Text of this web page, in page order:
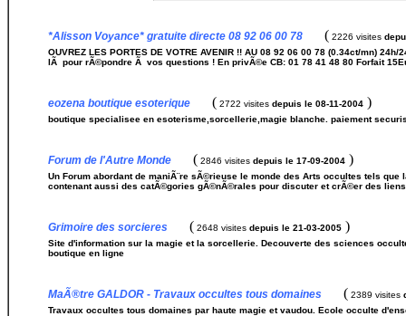
*Alisson Voyance* gratuite directe 08 92 06 00 78 ( 2226 visites
OUVREZ LES PORTES DE VOTRE AVENIR !! AU 08 92 06 00 78 (0.34ct/mn)
lÃ pour rÃ©pondre Ã vos questions ! En privÃ©e CB: 01 78 41 48 80 Forfait
eozena boutique esoterique ( 2722 visites depuis le 08-11-2004 )
boutique specialisee en esoterisme,sorcellerie,magie blanche. paiement
Forum de l'Autre Monde ( 2846 visites depuis le 17-09-2004 )
Un Forum abordant de maniÃ¨re sÃ©rieuse le monde des Arts occultes tels
contenant aussi des catÃ©gories gÃ©nÃ©rales pour discuter et crÃ©er des
Grimoire des sorcieres ( 2648 visites depuis le 21-03-2005 )
Site d'information sur la magie et la sorcellerie. Decouverte des sciences
boutique en ligne
MaÃ®tre GALDOR - Travaux occultes tous domaines ( 2389 visites
Travaux occultes tous domaines par haute magie et vaudou. Ecole occulte